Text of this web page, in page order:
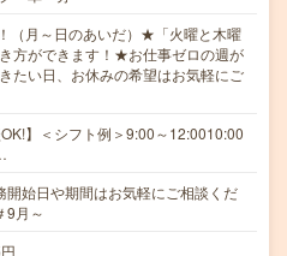
（月～日のあいだ）★「火曜と木曜
方ができます！★お仕事ゼロの週が
たい日、お休みの希望はお気軽にご
OK!】＜シフト例＞9:00～12:0010:00
始日や期間はお気軽にご相談くだ
月～